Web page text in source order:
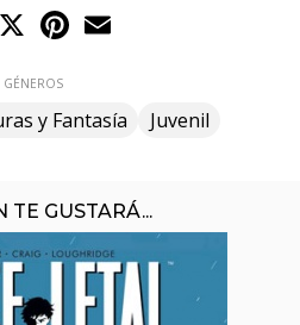
Facebook
X Pinterest
GÉNEROS
y Fantasía Juvenil
TE GUSTARÁ...